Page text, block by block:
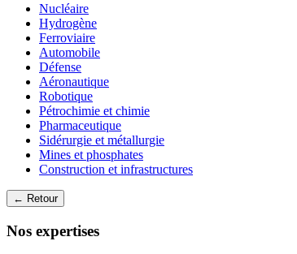
Nucléaire
Hydrogène
Ferroviaire
Automobile
Défense
Aéronautique
Robotique
Pétrochimie et chimie
Pharmaceutique
Sidérurgie et métallurgie
Mines et phosphates
Construction et infrastructures
← Retour
Nos expertises